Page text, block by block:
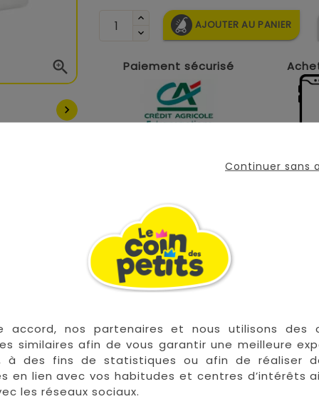
Continuer sans
accord, nos partenaires et nous utilisons des
similaires afin de vous garantir une meilleure
à des fins de statistiques ou afin de réaliser
en lien avec vos habitudes et centres d’intérêts
les réseaux sociaux.


AJOUTER AU PANIER
Paiement sécurisé
les plus grandes marques de puériculture
la Réunion !
Réunion : Achat
Denis
Paul